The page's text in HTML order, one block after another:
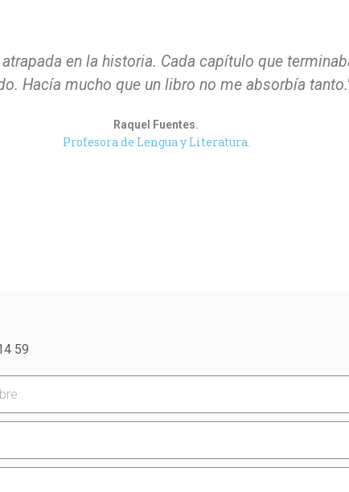
en la historia. Cada capítulo que
Hacía mucho que un libro no me absorbía
Raquel Fuentes.
Profesora de Lengua y Literatura.
59